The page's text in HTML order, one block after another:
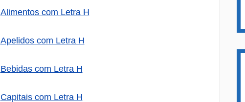
Alimentos com Letra H
Apelidos com Letra H
Bebidas com Letra H
Capitais com Letra H